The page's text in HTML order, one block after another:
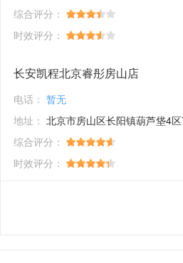
综合评分：
时效评分：
长安凯程北京睿彤房山店
电话： 暂无
地址： 北京市房山区长阳镇葫芦垡4
综合评分：
时效评分：